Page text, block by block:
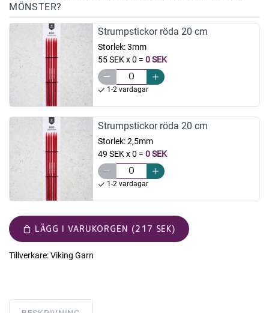
MÖNSTER?
Strumpstickor röda 20 cm
Storlek:3mm
55 SEK x 0 = 0 SEK
1-2 vardagar
Strumpstickor röda 20 cm
Storlek:2,5mm
49 SEK x 0 = 0 SEK
1-2 vardagar
LÄGG I VARUKORGEN (217 SEK)
Tillverkare:Viking Garn